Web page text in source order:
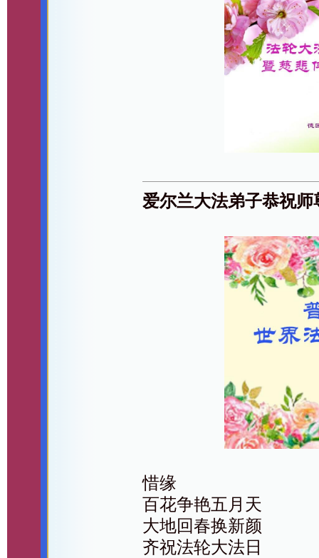
爱尔兰大法弟子恭祝师
惜缘
百花争艳五月天
大地回春换新颜
齐祝法轮大法日